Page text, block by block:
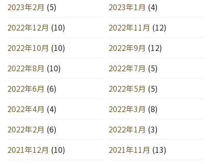
2023年2月 (5) 2023年1月 (4)
2022年12月 (10) 2022年11月 (12)
2022年10月 (10) 2022年9月 (12)
2022年8月 (10) 2022年7月 (5)
2022年6月 (6) 2022年5月 (5)
2022年4月 (4) 2022年3月 (8)
2022年2月 (6) 2022年1月 (3)
2021年12月 (10) 2021年11月 (13)